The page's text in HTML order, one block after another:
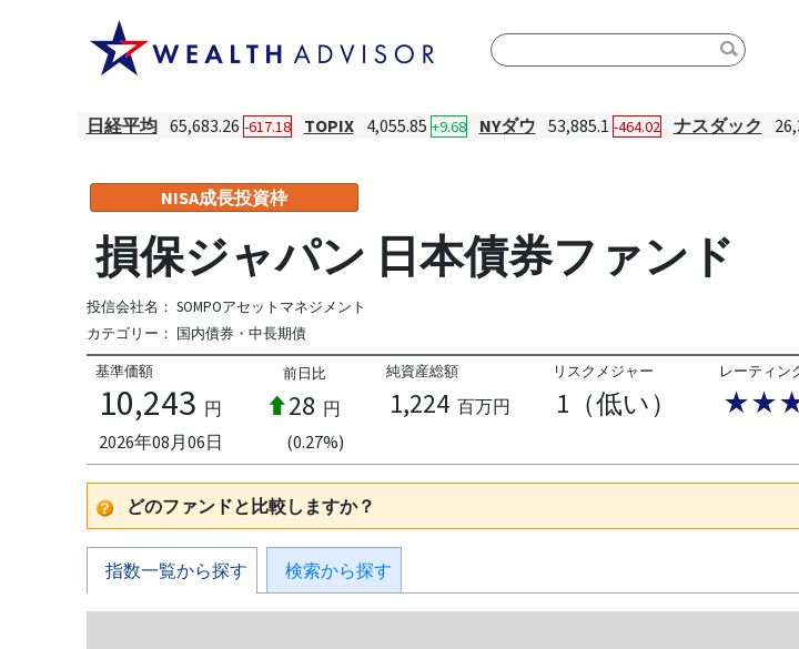
日経平均 65,683.26 -617.18 TOPIX 4,055.85 +9.68 NYダウ 53,885.1 -464.02 ナスダック
NISA成長投資枠
損保ジャパン 日本債券ファンド
投信会社名： SOMPOアセットマネジメント
カテゴリー： 国内債券・中長期債
基準価額
10,243 円
2026年08月06日
前日比
28 円
(0.27%)
純資産総額
1,224 百万円
リスクメジャー
1（低い）
レーティン
どのファンドと比較しますか？
指数一覧から探す 検索から探す